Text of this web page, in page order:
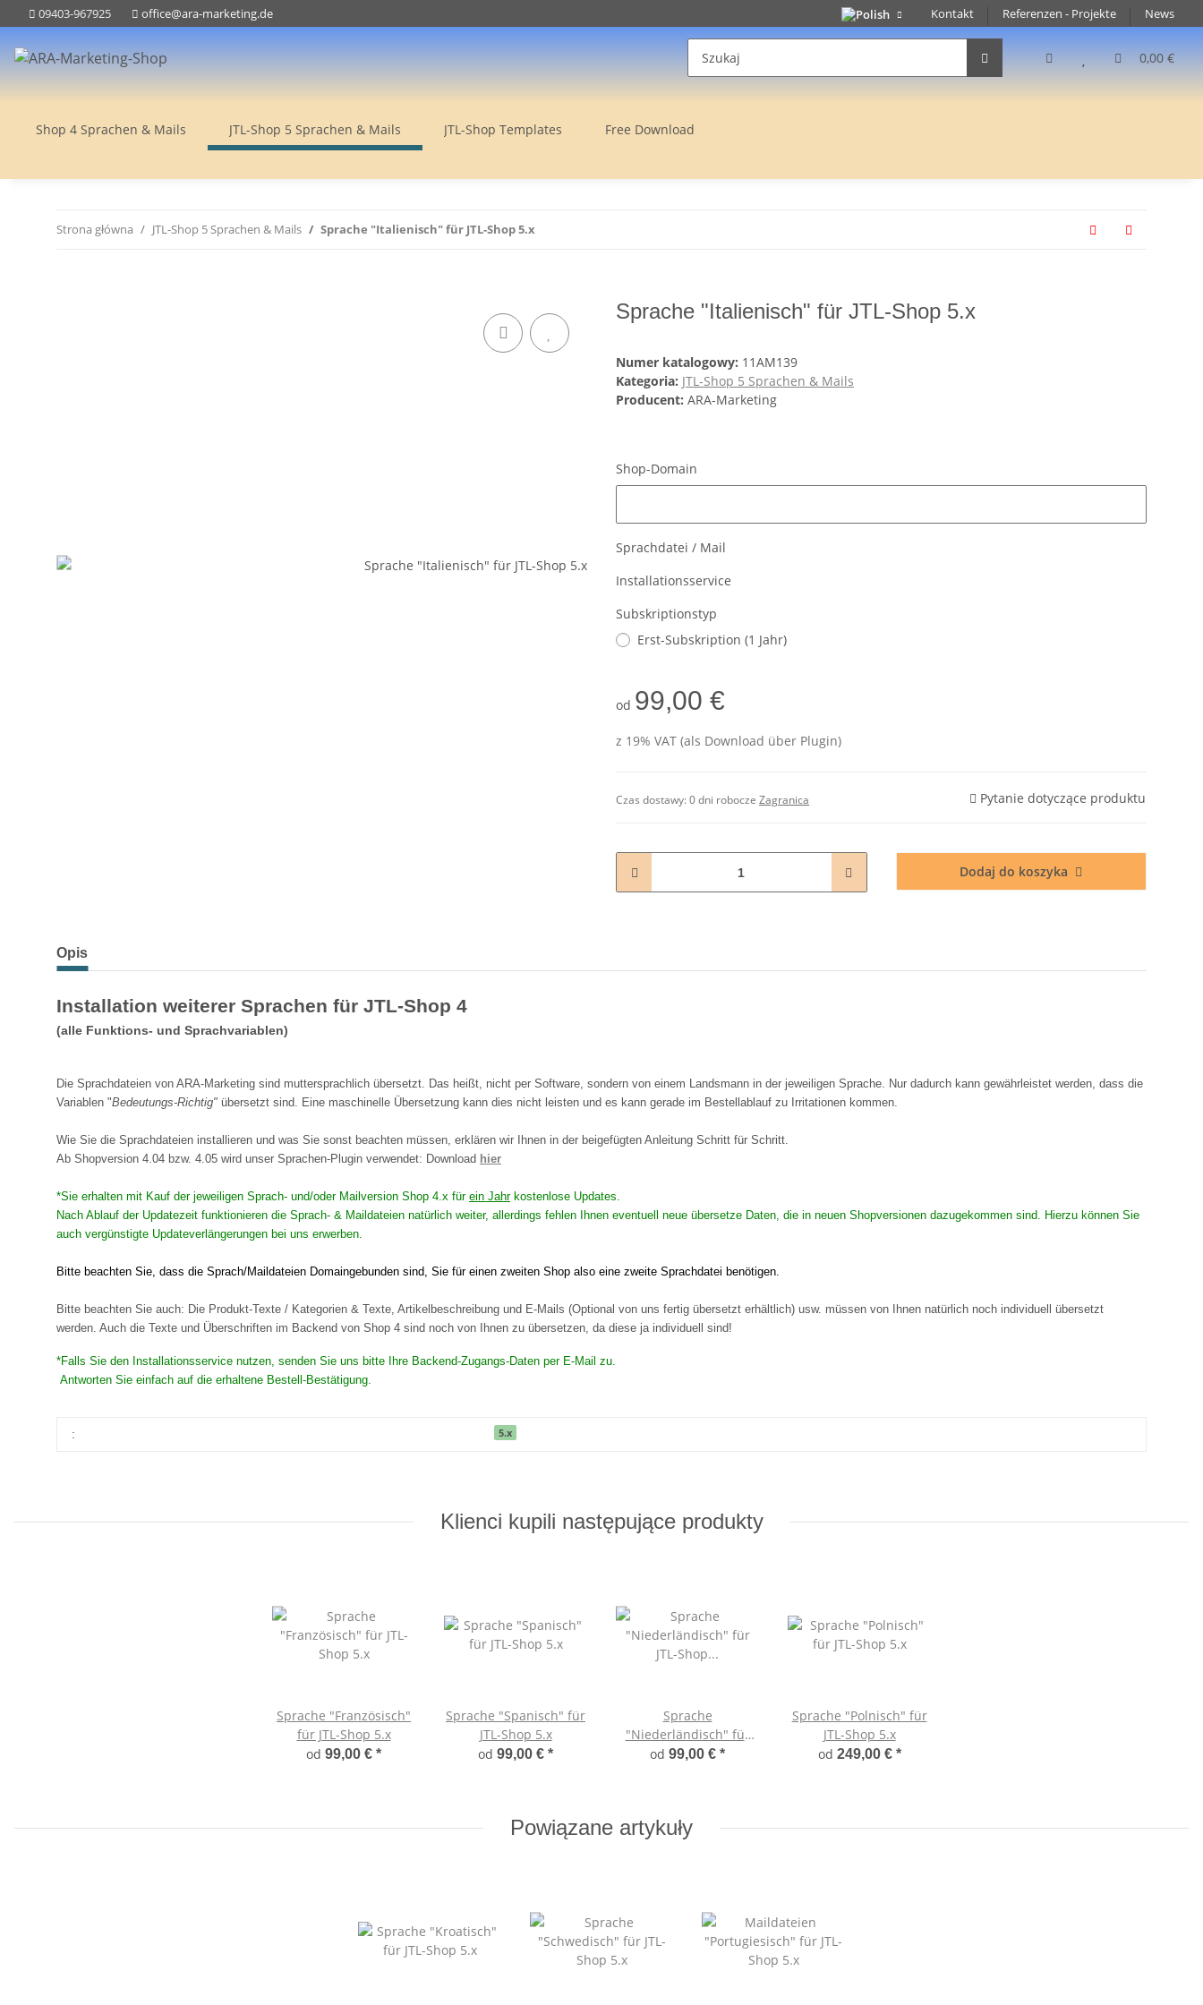
Kontakt Referenzen - Projekte News
09403-967925 office@ara-marketing.de
0,00 €
Shop 4 Sprachen & Mails JTL-Shop 5 Sprachen & Mails JTL-Shop Templates Free Download
Strona główna JTL-Shop 5 Sprachen & Mails Sprache "Italienisch" für JTL-Shop 5.x
Sprache "Italienisch" für JTL-Shop 5.x
Numer katalogowy: 11AM139
Kategoria: JTL-Shop 5 Sprachen & Mails
Producent: ARA-Marketing
Shop-Domain
Sprachdatei / Mail
Installationsservice
Subskriptionstyp
Erst-Subskription (1 Jahr)
od 99,00 €
z 19% VAT (als Download über Plugin)
Czas dostawy:0 dni robocze Zagranica Pytanie dotyczące produktu
Dodaj do koszyka
Opis
Installation weiterer Sprachen für JTL-Shop 4
(alle Funktions- und Sprachvariablen)
Die Sprachdateien von ARA-Marketing sind muttersprachlich übersetzt. Das heißt, nicht per Software, sondern von einem Landsmann in der jeweiligen Sprache. Nur dadurch kann gewährleistet werden, dass die
Variablen "Bedeutungs-Richtig" übersetzt sind. Eine maschinelle Übersetzung kann dies nicht leisten und es kann gerade im Bestellablauf zu Irritationen kommen.
Wie Sie die Sprachdateien installieren und was Sie sonst beachten müssen, erklären wir Ihnen in der beigefügten Anleitung Schritt für Schritt.
Ab Shopversion 4.04 bzw. 4.05 wird unser Sprachen-Plugin verwendet: Download hier
*Sie erhalten mit Kauf der jeweiligen Sprach- und/oder Mailversion Shop 4.x für ein Jahrkostenlose Updates.
Nach Ablauf der Updatezeit funktionieren die Sprach- & Maildateien natürlich weiter, allerdings fehlen Ihnen eventuell neue übersetze Daten, die in neuen Shopversionen dazugekommen sind. Hierzu können Sie
auch vergünstigte Updateverlängerungen bei uns erwerben.
Bitte beachten Sie, dass die Sprach/Maildateien Domaingebunden sind, Sie für einen zweiten Shop also eine zweite Sprachdatei benötigen.
Bitte beachten Sie auch: Die Produkt-Texte / Kategorien & Texte, Artikelbeschreibung und E-Mails (Optional von uns fertig übersetzt erhältlich) usw. müssen von Ihnen natürlich noch individuell übersetzt
werden. Auch die Texte und Überschriften im Backend von Shop 4 sind noch von Ihnen zu übersetzen, da diese ja individuell sind!
*Falls Sie den Installationsservice nutzen, senden Sie uns bitte Ihre Backend-Zugangs-Daten per E-Mail zu.
Antworten Sie einfach auf die erhaltene Bestell-Bestätigung.
: 5.x
Klienci kupili następujące produkty
Sprache "Französisch"
für JTL-Shop 5.x
od 99,00 € *
Sprache "Spanisch" für
JTL-Shop 5.x
od 99,00 € *
Sprache
"Niederländisch" für
JTL-Shop 5.x
od 99,00 € *
Sprache "Polnisch" für
JTL-Shop 5.x
od 249,00 € *
Powiązane artykuły